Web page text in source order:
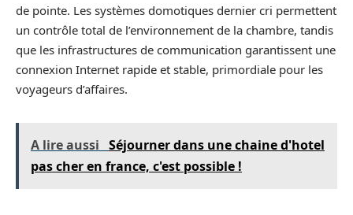
de pointe. Les systèmes domotiques dernier cri permettent
un contrôle total de l’environnement de la chambre, tandis
que les infrastructures de communication garantissent une
connexion Internet rapide et stable, primordiale pour les
voyageurs d’affaires.
A lire aussi Séjourner dans une chaine d'hotel
pas cher en france, c'est possible !